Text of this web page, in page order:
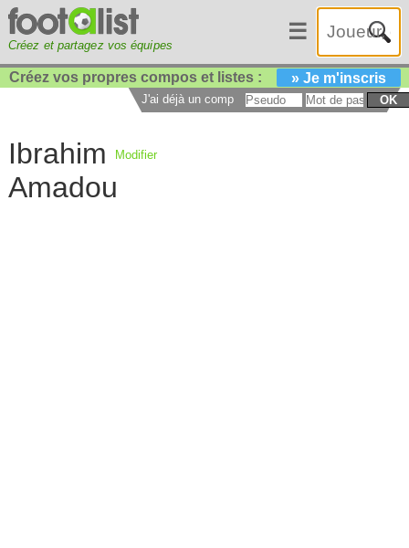
Créez et partagez vos équipes
☰
Créez vos propres compos et listes : » Je m'inscris
J'ai déjà un compte : OK
Ibrahim
Amadou
Modifier